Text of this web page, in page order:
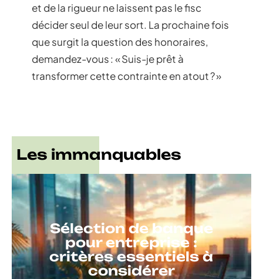
et de la rigueur ne laissent pas le fisc
décider seul de leur sort. La prochaine fois
que surgit la question des honoraires,
demandez-vous : « Suis-je prêt à
transformer cette contrainte en atout ? »
Les immanquables
Sélection de banque
pour entreprise :
critères essentiels à
considérer